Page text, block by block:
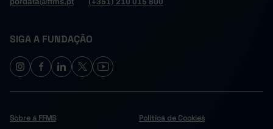
pordata@ffms.pt
(+351) 210 015 800
SIGA A FUNDAÇÃO
Sobre a FFMS Política de Cookies